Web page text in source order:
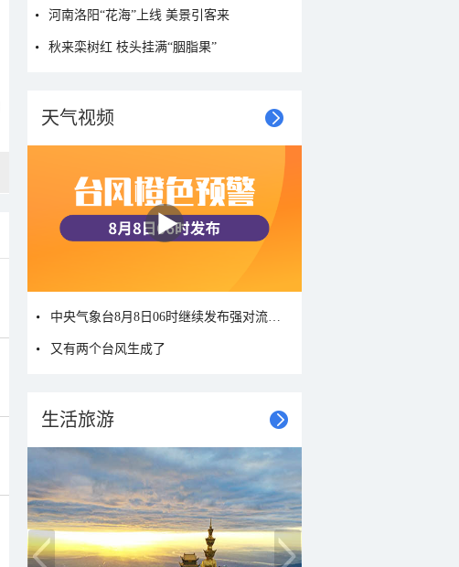
河南洛阳“花海”上线 美景引客来
秋来栾树红 枝头挂满“胭脂果”
天气视频
又有两个台风生成了
生活旅游